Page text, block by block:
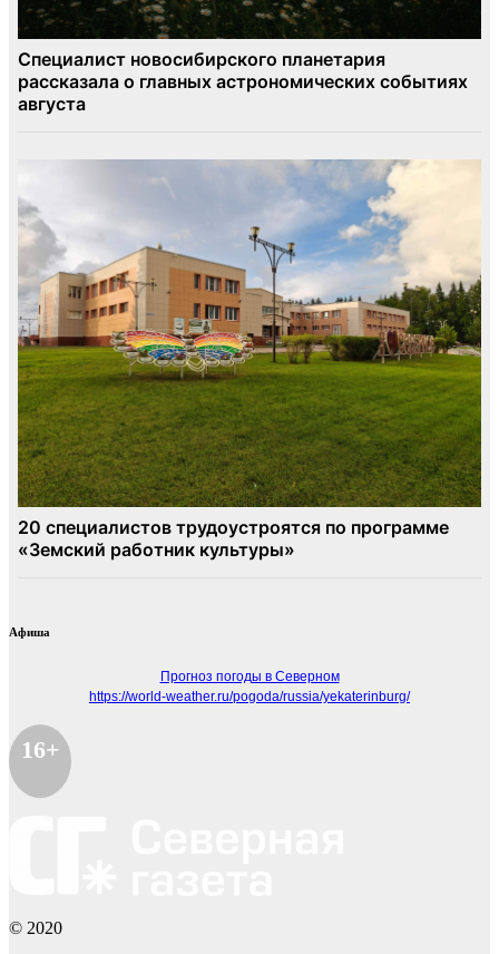
Афиша
Прогноз погоды в Северном
https://world-weather.ru/pogoda/russia/yekaterinburg/
16+
© 2020